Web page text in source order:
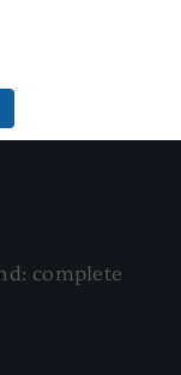
complete